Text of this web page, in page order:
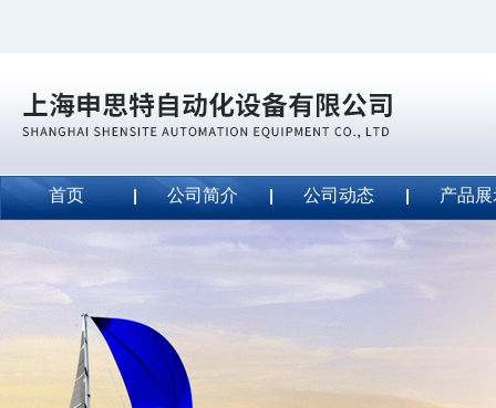
首页 公司简介 公司动态 产品